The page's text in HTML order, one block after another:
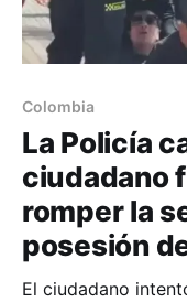
Colombia
La Policía
ciudadano
romper la
posesión
El ciudadano